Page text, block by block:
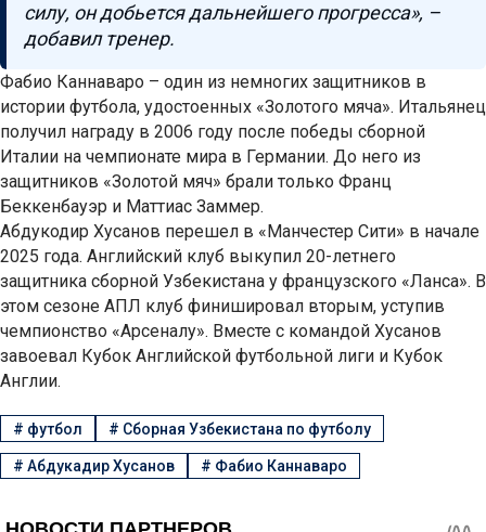
силу, он добьется дальнейшего прогресса», –
добавил тренер.
Фабио Каннаваро – один из немногих защитников в
истории футбола, удостоенных «Золотого мяча». Итальянец
получил награду в 2006 году после победы сборной
Италии на чемпионате мира в Германии. До него из
защитников «Золотой мяч» брали только Франц
Беккенбауэр и Маттиас Заммер.
Абдукодир Хусанов перешел в «Манчестер Сити» в начале
2025 года. Английский клуб выкупил 20-летнего
защитника сборной Узбекистана у французского «Ланса». В
этом сезоне АПЛ клуб финишировал вторым, уступив
чемпионство «Арсеналу». Вместе с командой Хусанов
завоевал Кубок Английской футбольной лиги и Кубок
Англии.
# футбол # Сборная Узбекистана по футболу
# Абдукадир Хусанов # Фабио Каннаваро